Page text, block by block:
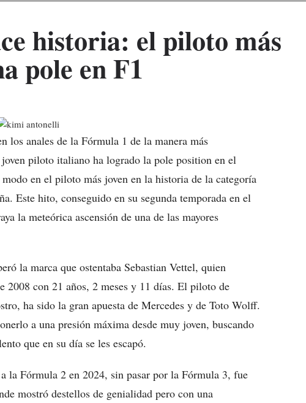
historia: el piloto más
pole en F1
anales de la Fórmula 1 de la manera más
piloto italiano ha logrado la pole position en el
en el piloto más joven en la historia de la categoría
Este hito, conseguido en su segunda temporada en el
la meteórica ascensión de una de las mayores
la marca que ostentaba Sebastian Vettel, quien
con 21 años, 2 meses y 11 días. El piloto de
ha sido la gran apuesta de Mercedes y de Toto Wolff.
a una presión máxima desde muy joven, buscando
que en su día se les escapó.
la Fórmula 2 en 2024, sin pasar por la Fórmula 3, fue
mostró destellos de genialidad pero con una